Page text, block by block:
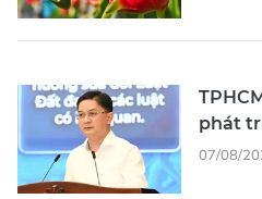
phát
07/08/